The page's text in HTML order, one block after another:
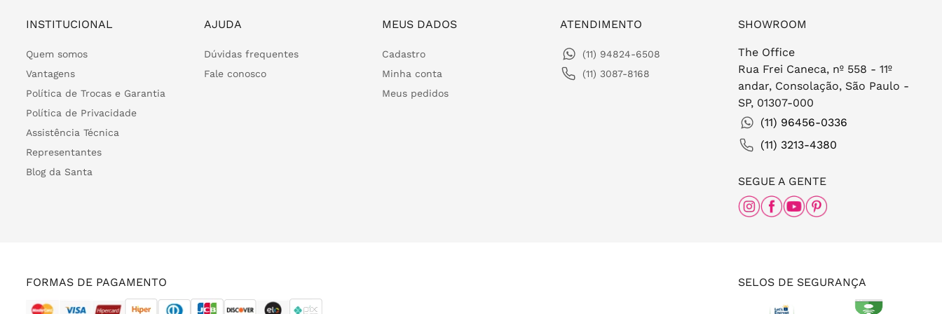
INSTITUCIONAL
Quem somos
Vantagens
Política de Trocas e Garantia
Política de Privacidade
Assistência Técnica
Representantes
Blog da Santa
AJUDA
Dúvidas frequentes
Fale conosco
MEUS DADOS
Cadastro
Minha conta
Meus pedidos
ATENDIMENTO
(11) 94824-6508
(11) 3087-8168
SHOWROOM
The Office
Rua Frei Caneca, nº 558 - 11º
andar, Consolação, São Paulo -
SP, 01307-000
(11) 96456-0336
(11) 3213-4380
SEGUE A GENTE
FORMAS DE PAGAMENTO SELOS DE SEGURANÇA